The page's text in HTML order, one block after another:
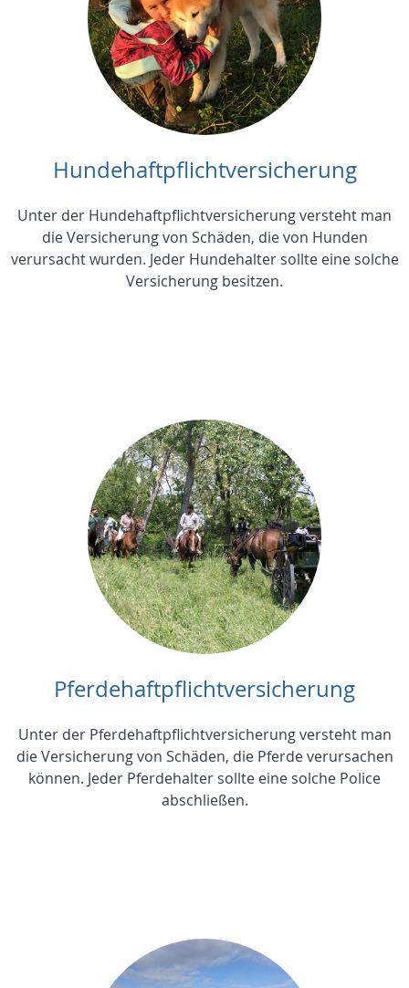
Hundehaftpflichtversicherung
Unter der Hundehaftpflichtversicherung versteht man
die Versicherung von Schäden, die von Hunden
verursacht wurden. Jeder Hundehalter sollte eine solche
Versicherung besitzen.
Pferdehaftpflichtversicherung
Unter der Pferdehaftpflichtversicherung versteht man
die Versicherung von Schäden, die Pferde verursachen
können. Jeder Pferdehalter sollte eine solche Police
abschließen.